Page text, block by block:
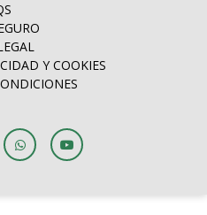
Y COOKIES